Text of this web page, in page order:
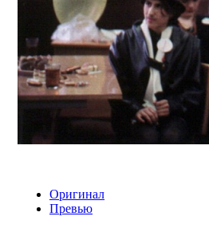
Оригинал
Превью